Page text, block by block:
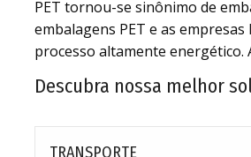
PET tornou-se sinônimo de
embalagens PET e as
processo altamente energético.
Descubra nossa melhor
TRANSPORTE